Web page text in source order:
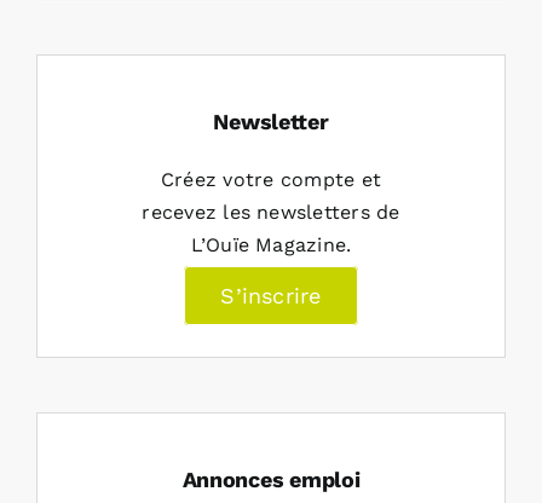
Newsletter
Créez votre compte et
recevez les newsletters de
L’Ouïe Magazine.
S’inscrire
Annonces emploi